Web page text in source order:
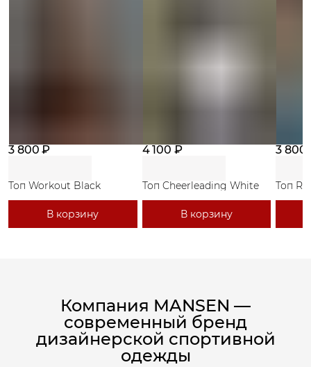
3 800 ₽
Топ Workout Black
В корзину
4 100 ₽
Топ Cheerleading White
В корзину
3 800
Топ
Компания MANSEN —
современный бренд
дизайнерской спортивной
одежды